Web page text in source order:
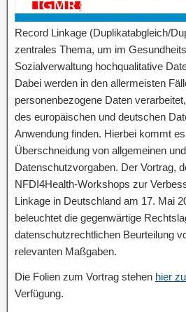
Record Linkage (Duplikatabgleich/
zentrales Thema, um im
Sozialverwaltung hochqualitative
Dabei werden in den allermeisten
personenbezogene Daten
des europäischen und deutschen
Anwendung finden. Hierbei kommt
Überschneidung von allgemeinen
Datenschutzvorgaben. Der Vortrag,
NFDI4Health-Workshops zur
Linkage in Deutschland am 17. Mai
beleuchtet die gegenwärtige
datenschutzrechtlichen Beurteilung
relevanten Maßgaben.
Die Folien zum Vortrag stehen hier
Verfügung.